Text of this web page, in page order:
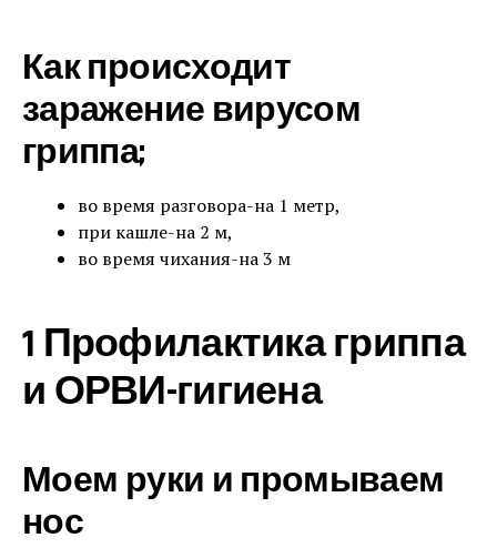
Как происходит
заражение вирусом
гриппа;
во время разговора-на 1 метр,
при кашле-на 2 м,
во время чихания-на 3 м
1 Профилактика гриппа
и ОРВИ-гигиена
Моем руки и промываем
нос